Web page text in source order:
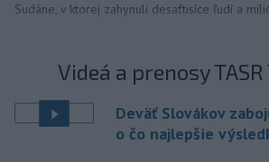
Sudáne, v ktorej zahynuli desaťtisíce ľudí a
Videá a prenosy TASR
Deväť Slovákov
o čo najlepšie